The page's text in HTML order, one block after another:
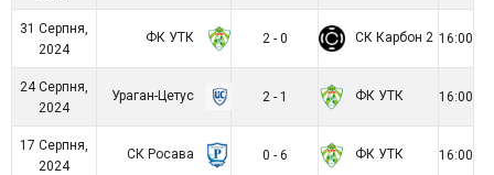
31 Серпня,
2024
ФК УТК 2 - 0 СК Карбон 2 16:00
24 Серпня,
2024
Ураган-Цетус 2 - 1 ФК УТК 16:00
17 Серпня,
2024
СК Росава 0 - 6 ФК УТК 16:00